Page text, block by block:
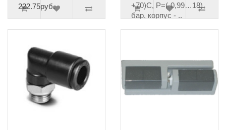
222.75руб.
+70)C, P=(-0,99…18)
бар, корпус - ..
157.95руб.